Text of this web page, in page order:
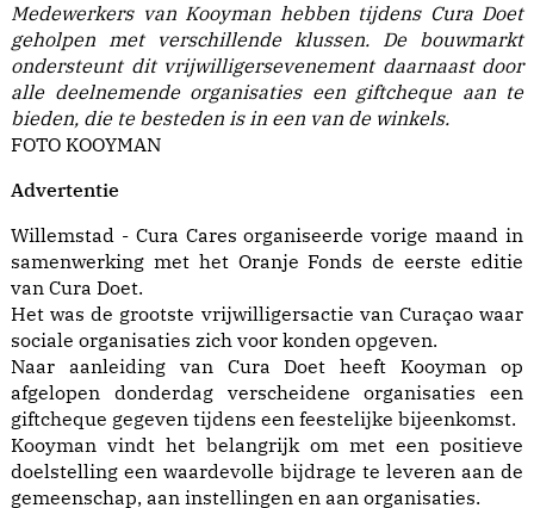
Medewerkers van Kooyman hebben tijdens Cura Doet
geholpen met verschillende klussen. De bouwmarkt
ondersteunt dit vrijwilligersevenement daarnaast door
alle deelnemende organisaties een giftcheque aan te
bieden, die te besteden is in een van de winkels.
FOTO KOOYMAN
Advertentie
Willemstad - Cura Cares organiseerde vorige maand in
samenwerking met het Oranje Fonds de eerste editie
van Cura Doet.
Het was de grootste vrijwilligersactie van Curaçao waar
sociale organisaties zich voor konden opgeven.
Naar aanleiding van Cura Doet heeft Kooyman op
afgelopen donderdag verscheidene organisaties een
giftcheque gegeven tijdens een feestelijke bijeenkomst.
Kooyman vindt het belangrijk om met een positieve
doelstelling een waardevolle bijdrage te leveren aan de
gemeenschap, aan instellingen en aan organisaties.